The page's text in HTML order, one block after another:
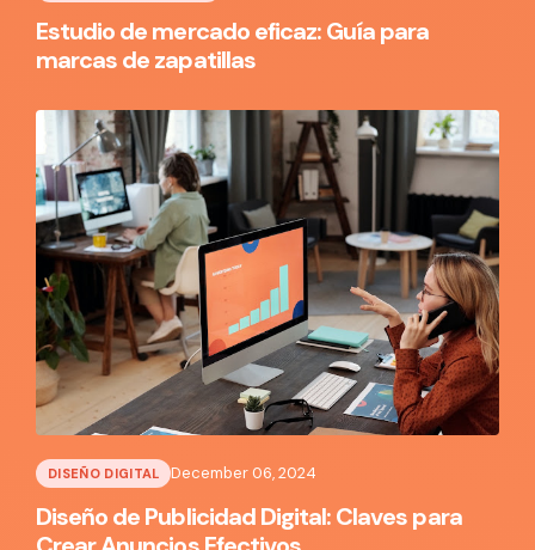
Estudio de mercado eficaz: Guía para
marcas de zapatillas
DISEÑO DIGITAL December 06, 2024
Diseño de Publicidad Digital: Claves para